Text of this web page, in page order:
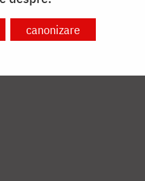
canonizare